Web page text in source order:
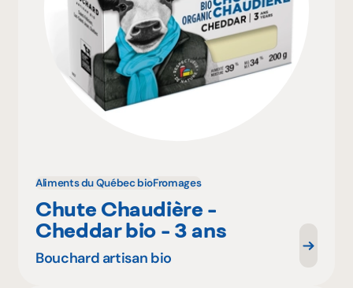
Aliments du Québec bioFromages
Chute Chaudière -
Cheddar bio - 3 ans
Bouchard artisan bio